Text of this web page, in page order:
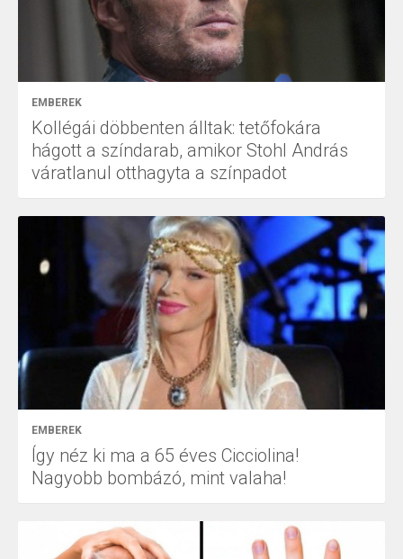
EMBEREK
Kollégái döbbenten álltak: tetőfokára
hágott a színdarab, amikor Stohl András
váratlanul otthagyta a színpadot
EMBEREK
Így néz ki ma a 65 éves Cicciolina!
Nagyobb bombázó, mint valaha!